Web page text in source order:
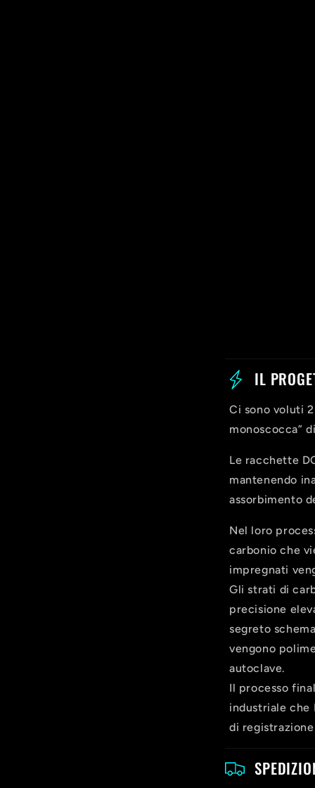
C
o
n
t
e
n
u
t
o
c
o
m
p
r
i
IL
Ci sono voluti
monoscocca”
Le racchette
mantenendo
assorbimento
Nel loro
carbonio che
impregnati
Gli strati di
precisione
segreto
vengono
autoclave.
Il processo
industriale che
di